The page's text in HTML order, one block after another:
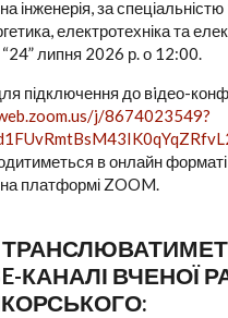
інженерія, за
електротехніка та
“24” липня 2026 р. о 12:00.
підключення до вiдео-
j/8674023549?
в онлайн форматі
на платформі ZOOM.
КАНАЛІ ВЧЕНОЇ